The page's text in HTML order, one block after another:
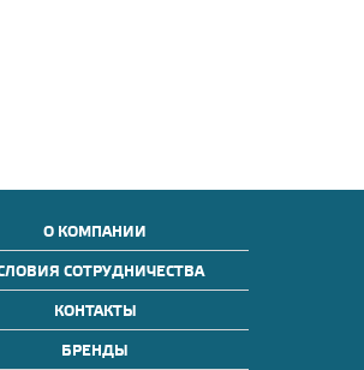
О КОМПАНИИ
СОТРУДНИЧЕСТВА
КОНТАКТЫ
БРЕНДЫ